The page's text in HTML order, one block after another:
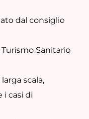
dal consiglio
Sanitario
scala,
i casi di